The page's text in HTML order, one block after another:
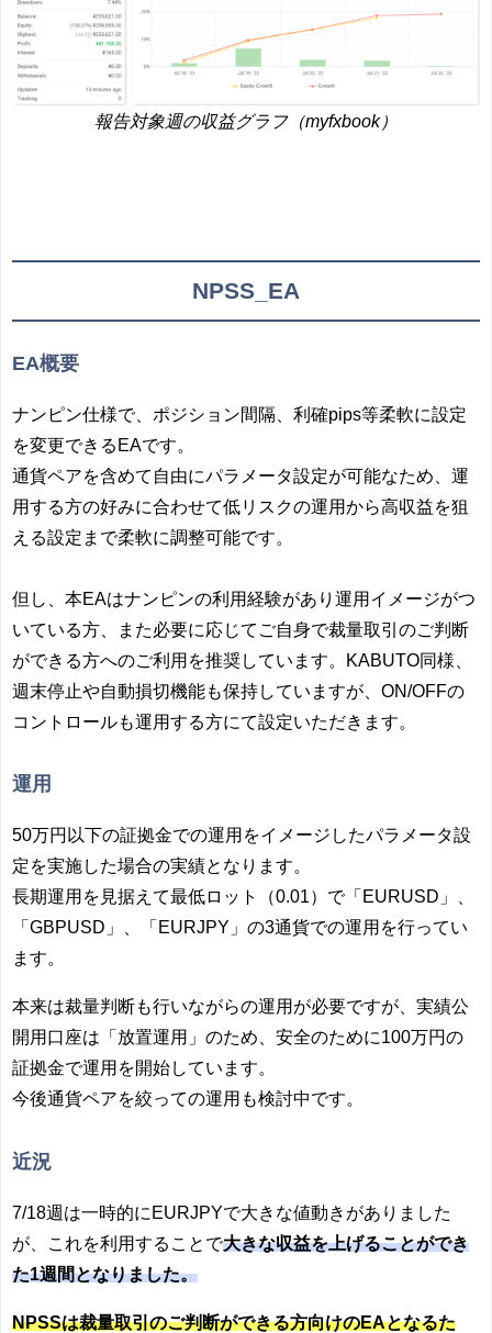
報告対象週の収益グラフ（myfxbook）
NPSS_EA
EA概要
ナンピン仕様で、ポジション間隔、利確pips等柔軟に設定
を変更できるEAです。
通貨ペアを含めて自由にパラメータ設定が可能なため、運
用する方の好みに合わせて低リスクの運用から高収益を狙
える設定まで柔軟に調整可能です。
但し、本EAはナンピンの利用経験があり運用イメージがつ
いている方、また必要に応じてご自身で裁量取引のご判断
ができる方へのご利用を推奨しています。KABUTO同様、
週末停止や自動損切機能も保持していますが、ON/OFFの
コントロールも運用する方にて設定いただきます。
運用
50万円以下の証拠金での運用をイメージしたパラメータ設
定を実施した場合の実績となります。
長期運用を見据えて最低ロット（0.01）で「EURUSD」、
「GBPUSD」、「EURJPY」の3通貨での運用を行ってい
ます。
本来は裁量判断も行いながらの運用が必要ですが、実績公
開用口座は「放置運用」のため、安全のために100万円の
証拠金で運用を開始しています。
今後通貨ペアを絞っての運用も検討中です。
近況
7/18週は一時的にEURJPYで大きな値動きがありました
が、これを利用することで大きな収益を上げることができ
た1週間となりました。
NPSSは裁量取引のご判断ができる方向けのEAとなるた